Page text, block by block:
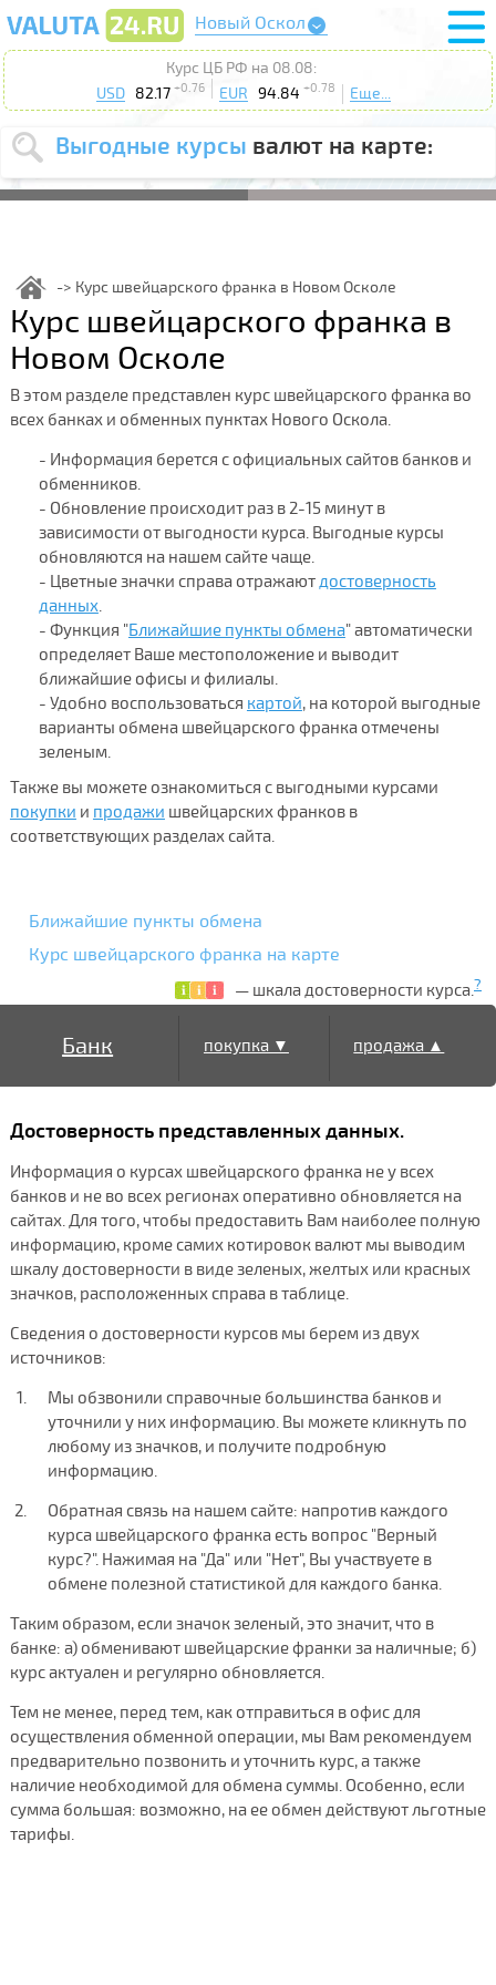
Новый Оскол
Курс ЦБ РФ на 08.08:
USD
82.17 +0.76 EUR 94.84 +0.78 Еще...
Выгодные курсы валют на карте:
Выберите
USD EUR
курс от
Выберите
действие: Продать Купить
Поиск
Курс швейцарского франка в Новом Осколе
Курс швейцарского франка в
Новом Осколе
В этом разделе представлен курс швейцарского франка во
всех банках и обменных пунктах Нового Оскола.
- Информация берется с официальных сайтов банков и
обменников.
- Обновление происходит раз в 2-15 минут в
зависимости от выгодности курса. Выгодные курсы
обновляются на нашем сайте чаще.
- Цветные значки справа отражаютдостоверность
данных.
- Функция "Ближайшие пункты обмена" автоматически
определяет Ваше местоположение и выводит
ближайшие офисы и филиалы.
- Удобно воспользоваться картой, на которой выгодные
варианты обмена швейцарского франка отмечены
зеленым.
Также вы можете ознакомиться с выгодными курсами
покупки и продажи швейцарских франков в
соответствующих разделах сайта.
Ближайшие пункты обмена
Курс швейцарского франка на карте
— шкала достоверности курса.?
Банк покупка ▼ продажа ▲
Достоверность представленных данных.
Информация о курсах швейцарского франка не у всех
банков и не во всех регионах оперативно обновляется на
сайтах. Для того, чтобы предоставить Вам наиболее полную
информацию, кроме самих котировок валют мы выводим
шкалу достоверности в виде зеленых, желтых или красных
значков, расположенных справа в таблице.
Сведения о достоверности курсов мы берем из двух
источников:
Мы обзвонили справочные большинства банков и
уточнили у них информацию. Вы можете кликнуть по
любому из значков, и получите подробную
информацию.
Обратная связь на нашем сайте: напротив каждого
курса швейцарского франка есть вопрос "Верный
курс?". Нажимая на "Да" или "Нет", Вы участвуете в
обмене полезной статистикой для каждого банка.
Таким образом, если значок зеленый, это значит, что в
банке: а) обменивают швейцарские франки за наличные; б)
курс актуален и регулярно обновляется.
Тем не менее, перед тем, как отправиться в офис для
осуществления обменной операции, мы Вам рекомендуем
предварительно позвонить и уточнить курс, а также
наличие необходимой для обмена суммы. Особенно, если
сумма большая: возможно, на ее обмен действуют льготные
тарифы.